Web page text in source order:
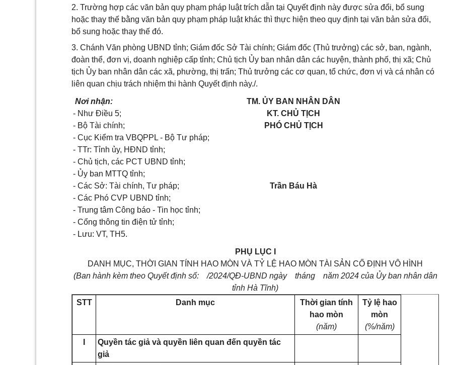
2. Trường hợp các văn bản quy phạm pháp luật trích dẫn tại Quyết định này được sửa đổi, bổ sung
hoặc thay thế bằng văn bản quy phạm pháp luật khác thì thực hiện theo quy định tại văn bản sửa đổi,
bổ sung hoặc thay thế đó.
3. Chánh Văn phòng UBND tỉnh; Giám đốc Sở Tài chính; Giám đốc (Thủ trưởng) các sở, ban, ngành,
đoàn thể, đơn vị, doanh nghiệp cấp tỉnh; Chủ tịch Ủy ban nhân dân các huyện, thành phố, thị xã; Chủ
tịch Ủy ban nhân dân các xã, phường, thị trấn; Thủ trưởng các cơ quan, tổ chức, đơn vị và cá nhân có
liên quan chịu trách nhiệm thi hành Quyết định này./.
Nơi nhận:
- Như Điều 5;
- Bộ Tài chính;
- Cục Kiểm tra VBQPPL - Bộ Tư pháp;
- TTr: Tỉnh ủy, HĐND tỉnh;
- Chủ tịch, các PCT UBND tỉnh;
- Ủy ban MTTQ tỉnh;
- Các Sở: Tài chính, Tư pháp;
- Các Phó CVP UBND tỉnh;
- Trung tâm Công báo - Tin học tỉnh;
- Cổng thông tin điện tử tỉnh;
- Lưu: VT, TH5.
TM. ỦY BAN NHÂN DÂN
KT. CHỦ TỊCH
PHÓ CHỦ TỊCH
Trần Báu Hà
PHỤ LỤC I
DANH MỤC, THỜI GIAN TÍNH HAO MÒN VÀ TỶ LỆ HAO MÒN TÀI SẢN CỐ ĐỊNH VÔ HÌNH
(Ban hành kèm theo Quyết định số: /2024/QĐ-UBND ngày tháng năm 2024 của Ủy ban nhân dân
tỉnh Hà Tĩnh)
STT
Danh mục
Thời gian tính
hao mòn
(năm)
Tỷ lệ hao
mòn
(%/năm)
Quyền tác giả và quyền liên quan đến quyền tác
giả